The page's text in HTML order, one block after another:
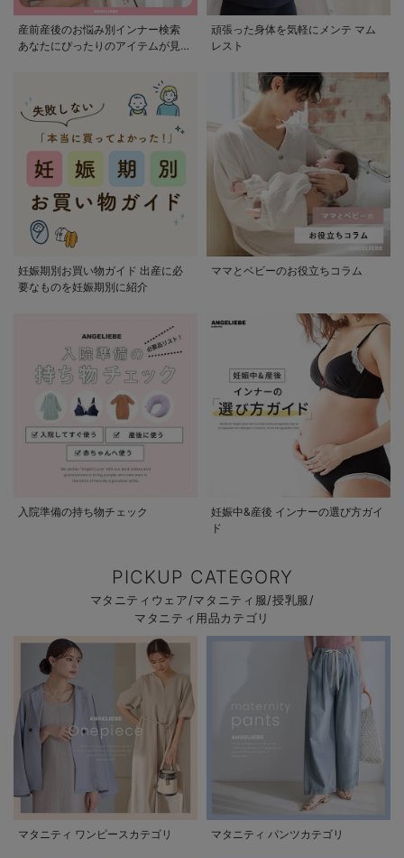
産前産後のお悩み別インナー検索
あなたにぴったりのアイテムが見つ
頑張った身体を気軽にメンテ マム
レスト
妊娠期別お買い物ガイド 出産に必
要なものを妊娠期別に紹介
ママとベビーのお役立ちコラム
入院準備の持ち物チェック
妊娠中&産後 インナーの選び方ガイ
ド
PICKUP CATEGORY
マタニティウェア/マタニティ服/授乳服/
マタニティ用品カテゴリ
マタニティ ワンピースカテゴリ マタニティ パンツカテゴリ